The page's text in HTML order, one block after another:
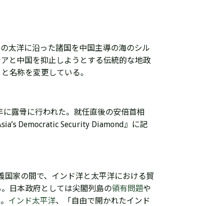
太洋に沿った諸国を中国主導の海のシル
と中国を抑止しようとする伝統的な地政
名称を変更している。
露骨に行われた。就任直後の安倍首相
Democratic Security Diamond』に記
国家の間で、インド洋と太平洋における貿
日本政府 としては尖閣列島の領有問題や
インド太平洋、「自由で開かれたインド